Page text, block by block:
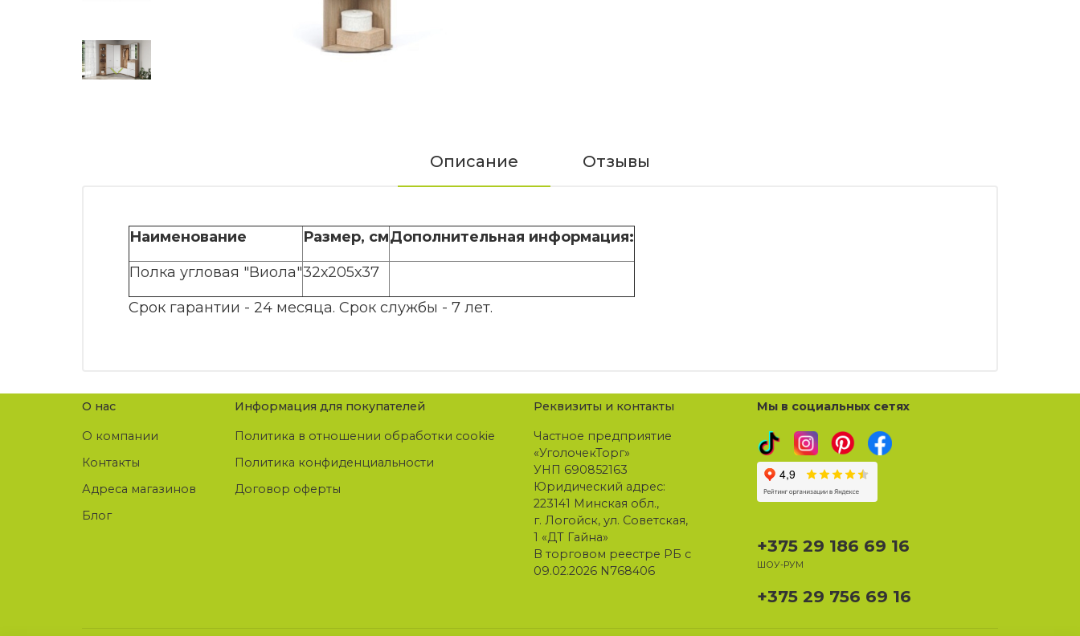
Описание Отзывы
Наименование Размер, смДополнительная информация:
Полка угловая "Виола"32х205х37
Срок гарантии - 24 месяца. Срок службы - 7 лет.
О нас
О компании
Контакты
Адреса магазинов
Блог
Информация для покупателей
Политика в отношении обработки cookie
Политика конфиденциальности
Договор оферты
Реквизиты и контакты
Частное предприятие
«УголочекТорг»
УНП 690852163
Юридический адрес:
223141 Минская обл.,
г. Логойск, ул. Советская,
1 «ДТ Гайна»
В торговом реестре РБ с
09.02.2026 N768406
Мы в социальных сетях
+375 29 186 69 16
ШОУ-РУМ
+375 29 756 69 16